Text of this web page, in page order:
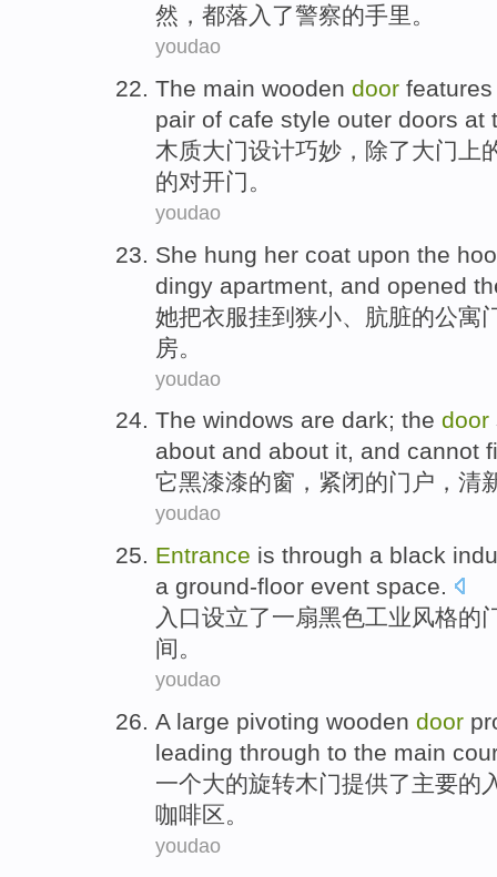
然 ，都落入 了警察的手里。
youdao
The main wooden door
pair of cafe style outer doors at
木质大门设计巧妙，除了大门上
的对开门。
youdao
She hung her coat upon the
dingy apartment , and opened
她把衣服挂到狭小、 肮脏的公寓
房。
youdao
The windows are dark; the door
about and about it, and cannot
它黑漆漆的窗 ， 紧闭的门户 ， 清
youdao
Entrance is through a black
a ground-floor event space.
入口设立了一扇黑色工业风格的
间。
youdao
A large pivoting wooden door
leading through to the main
一个大的旋转木门提供了主要的
咖啡区。
youdao